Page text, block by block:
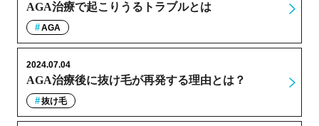
AGA治療で起こりうるトラブルとは
AGA
AGA治療後に抜け毛が再発する理由とは？
2024.07.04
抜け毛